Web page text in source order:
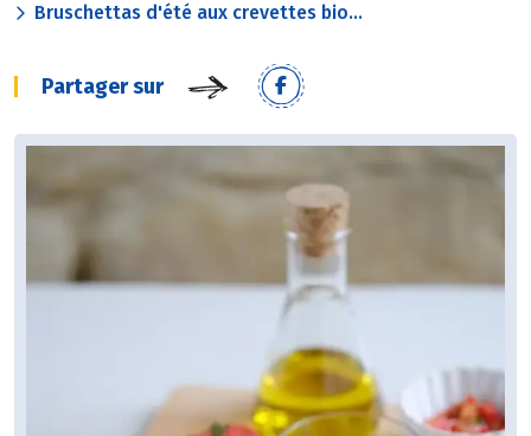
Bruschettas d'été aux crevettes bio...
Partager sur